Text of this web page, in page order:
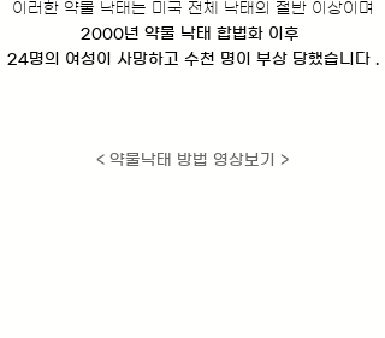
이러한 약물 낙태는 미국 전체 낙태의 절반 이상이며
2000년 약물 낙태 합법화 이후
24명의 여성이 사망하고 수천 명이 부상 당했습니다 .
< ​약물낙태 방법 영상보기 >